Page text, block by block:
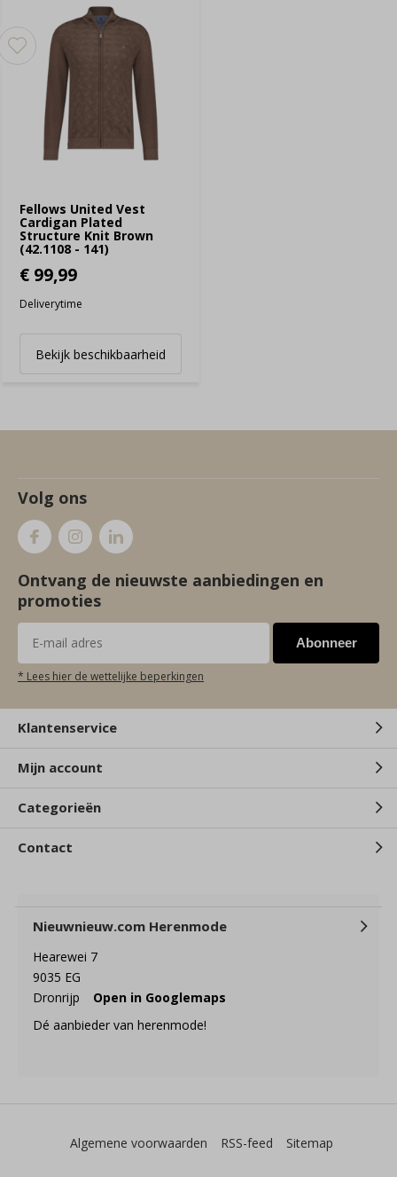
Fellows United Vest
Cardigan Plated
Structure Knit Brown
(42.1108 - 141)
€ 99,99
Deliverytime
Bekijk beschikbaarheid
Volg ons
Ontvang de nieuwste aanbiedingen en
promoties
Abonneer
* Lees hier de wettelijke beperkingen
Klantenservice
Mijn account
Categorieën
Contact
Nieuwnieuw.com Herenmode
Hearewei 7
9035 EG
Dronrijp
Open in Googlemaps
Dé aanbieder van herenmode!
Algemene voorwaarden RSS-feed Sitemap